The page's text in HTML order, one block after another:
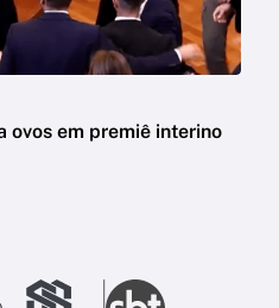
ovos em premiê interino